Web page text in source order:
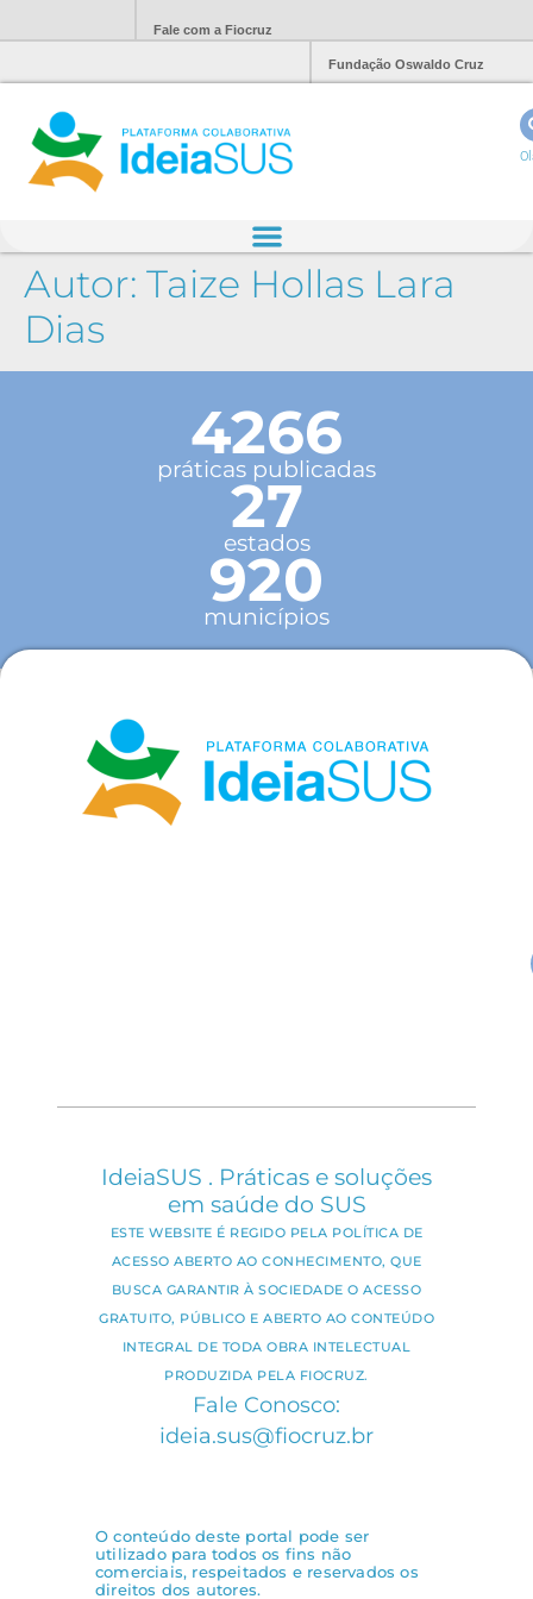
Fale com a Fiocruz
Fundação Oswaldo Cruz
Autor: Taize Hollas Lara
Dias
4266
práticas publicadas
27
estados
920
municípios
IdeiaSUS . Práticas e soluções
em saúde do SUS
ESTE WEBSITE É REGIDO PELA POLÍTICA DE
ACESSO ABERTO AO CONHECIMENTO, QUE
BUSCA GARANTIR À SOCIEDADE O ACESSO
GRATUITO, PÚBLICO E ABERTO AO CONTEÚDO
INTEGRAL DE TODA OBRA INTELECTUAL
PRODUZIDA PELA FIOCRUZ.
Fale Conosco:
ideia.sus@fiocruz.br
O conteúdo deste portal pode ser
utilizado para todos os fins não
comerciais, respeitados e reservados os
direitos dos autores.